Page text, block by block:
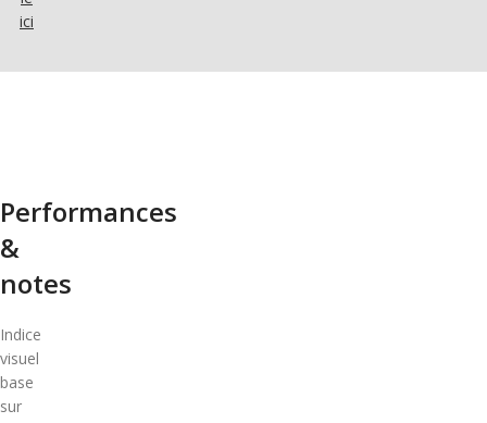
ici
Performances
&
notes
Indice
visuel
base
sur